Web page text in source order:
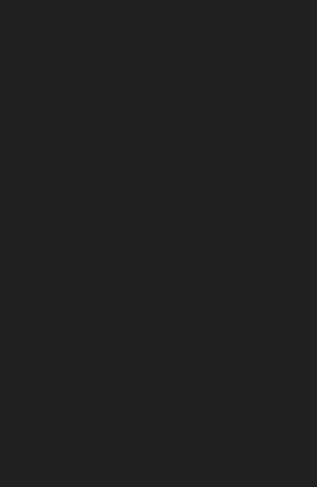
OBCE SCHVALUJE:1.Závěrečný
OBCE SCHVALUJE: 1. Členy komise
OBCE SCHVALUJE:1.Prodej